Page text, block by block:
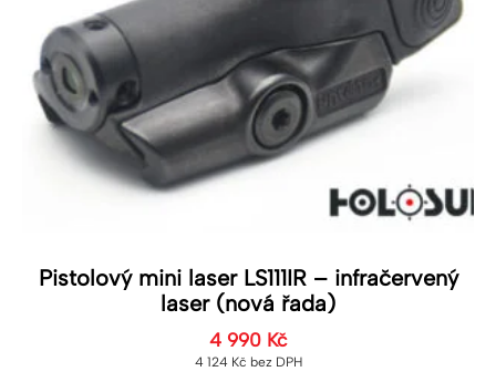
Pistolový mini laser LS111IR – infračervený
laser (nová řada)
4 990 Kč
4 124 Kč bez DPH